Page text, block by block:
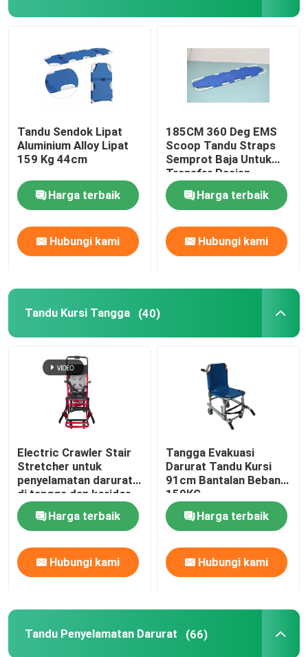
Tentang Kami
Kontrol Kualitas
Hubungi Kami
Berita
Minta Kutipan
Tandu Ambulans Lipat
Tandu Medis Lipat
Tandu Sendok Lipat
Tandu Kursi Tangga
Tandu Penyelamatan Darurat
Tandu Sendok Lipat
Aluminium Alloy Lipat
159 Kg 44cm
Harga terbaik
Hubungi kami
185CM 360 Deg EMS
Scoop Tandu Straps
Semprot Baja Untuk
Transfer Pasien
Harga terbaik
Hubungi kami
Tandu Kursi Tangga (40)
Electric Crawler Stair
Stretcher untuk
penyelamatan darurat
di tangga dan koridor
Harga terbaik
Hubungi kami
Tangga Evakuasi
Darurat Tandu Kursi
91cm Bantalan Beban
159KG
Harga terbaik
Hubungi kami
Tandu Penyelamatan Darurat (66)